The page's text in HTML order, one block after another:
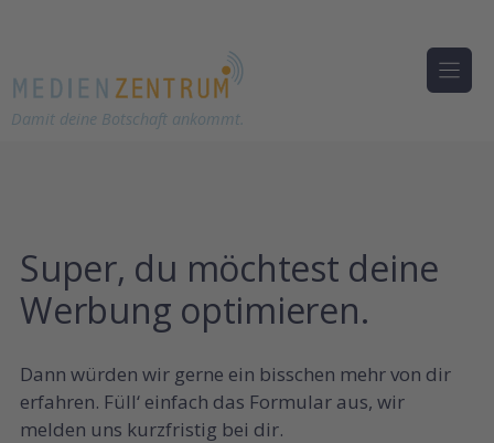
Damit deine Botschaft ankommt.
Super, du möchtest deine
Werbung optimieren.
Dann würden wir gerne ein bisschen mehr von dir
erfahren. Füll‘ einfach das Formular aus, wir
melden uns kurzfristig bei dir.